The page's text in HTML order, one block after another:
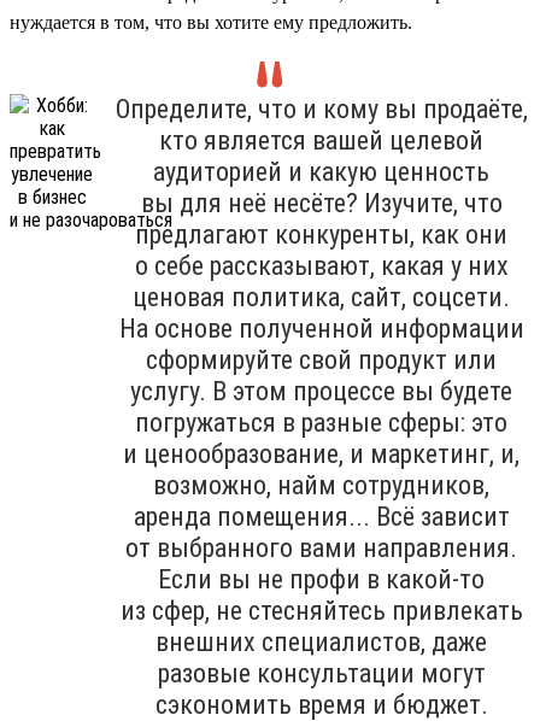
нуждается в том, что вы хотите ему предложить.
Определите, что и кому вы продаёте,
кто является вашей целевой
аудиторией и какую ценность
вы для неё несёте? Изучите, что
предлагают конкуренты, как они
о себе рассказывают, какая у них
ценовая политика, сайт, соцсети.
На основе полученной информации
сформируйте свой продукт или
услугу. В этом процессе вы будете
погружаться в разные сферы: это
и ценообразование, и маркетинг, и,
возможно, найм сотрудников,
аренда помещения... Всё зависит
от выбранного вами направления.
Если вы не профи в какой-то
из сфер, не стесняйтесь привлекать
внешних специалистов, даже
разовые консультации могут
сэкономить время и бюджет.